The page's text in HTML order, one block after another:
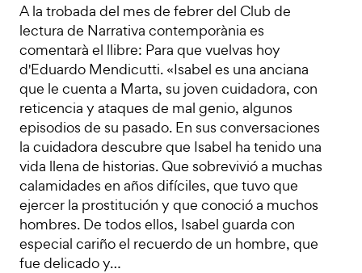
A la trobada del mes de febrer del Club de
lectura de Narrativa contemporània es
comentarà el llibre: Para que vuelvas hoy
d'Eduardo Mendicutti. «Isabel es una anciana
que le cuenta a Marta, su joven cuidadora, con
reticencia y ataques de mal genio, algunos
episodios de su pasado. En sus conversaciones
la cuidadora descubre que Isabel ha tenido una
vida llena de historias. Que sobrevivió a muchas
calamidades en años difíciles, que tuvo que
ejercer la prostitución y que conoció a muchos
hombres. De todos ellos, Isabel guarda con
especial cariño el recuerdo de un hombre, que
fue delicado y…